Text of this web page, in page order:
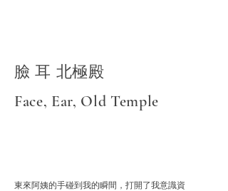
臉 耳 北極殿
Face, Ear, Old Temple
東來阿姨的手碰到我的瞬間，打開了我意識資